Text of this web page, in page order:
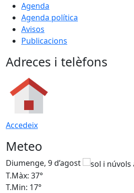
Agenda
Agenda política
Avisos
Publicacions
Adreces i telèfons
Accedeix
Meteo
Diumenge, 9 d’agost
T.Màx: 37°
T.Min: 17°